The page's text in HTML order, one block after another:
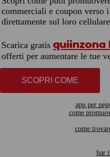
commerciali e coupon verso
direttamente sul loro
Scarica gratis quiinzona
offerti per aumentare le tue
SCOPRI COME
app per
come
come
bar